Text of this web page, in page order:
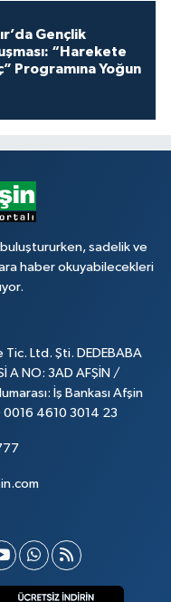
Gençlik
“Harekete
Programına Yoğun
sadelik ve
haber okuyabilecekleri
Tic. Ltd. Şti. DEDEBABA
A NO: 3AD AFŞİN /
İş Bankası Afşin
4610 3014 23